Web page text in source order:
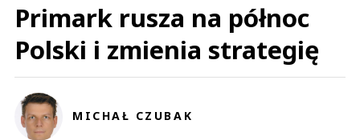
Primark rusza na północ
Polski i zmienia strategię
MICHAŁ CZUBAK